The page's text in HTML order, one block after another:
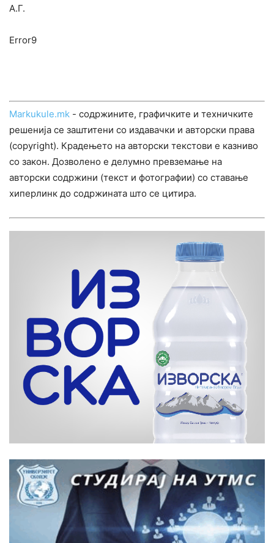
А.Г.
Error9
Markukule.mk - содржините, графичките и техничките
решенија се заштитени со издавачки и авторски права
(copyright). Крадењето на авторски текстови е казниво
со закон. Дозволено е делумно превземање на
авторски содржини (текст и фотографии) со ставање
хиперлинк до содржината што се цитира.